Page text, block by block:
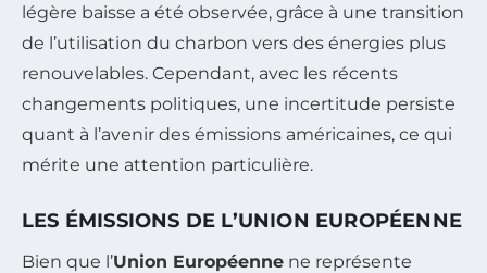
légère baisse a été observée, grâce à une transition
de l’utilisation du charbon vers des énergies plus
renouvelables. Cependant, avec les récents
changements politiques, une incertitude persiste
quant à l’avenir des émissions américaines, ce qui
mérite une attention particulière.
LES ÉMISSIONS DE L’UNION EUROPÉENNE
Bien que l’Union Européenne ne représente